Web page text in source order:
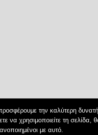
την καλύτερη δυνατή
να χρησιμοποιείτε τη σελίδα,
με αυτό.